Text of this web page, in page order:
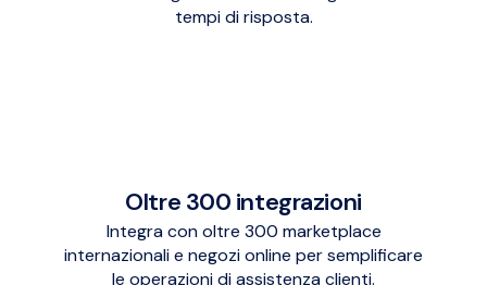
tempi di risposta.
Oltre 300 integrazioni
Integra con oltre 300 marketplace
internazionali e negozi online per semplificare
le operazioni di assistenza clienti.